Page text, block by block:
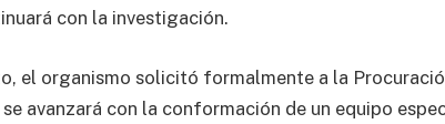
con la investigación.
el organismo solicitó formalmente a la
avanzará con la conformación de un equipo